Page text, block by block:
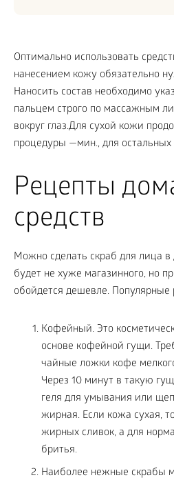
Оптимально использовать
нанесением кожу обязательно
Наносить состав необходимо
пальцем строго по массажным
вокруг глаз.Для сухой кожи
процедуры —мин., для
Рецепты
средств
Можно сделать скраб для лица
будет не хуже магазинного, но
обойдется дешевле. Популярные
Кофейный. Это
основе кофейной гущи.
чайные ложки кофе
Через 10 минут в такую
геля для умывания или
жирная. Если кожа сухая,
жирных сливок, а для
бритья.
Наиболее нежные скрабы